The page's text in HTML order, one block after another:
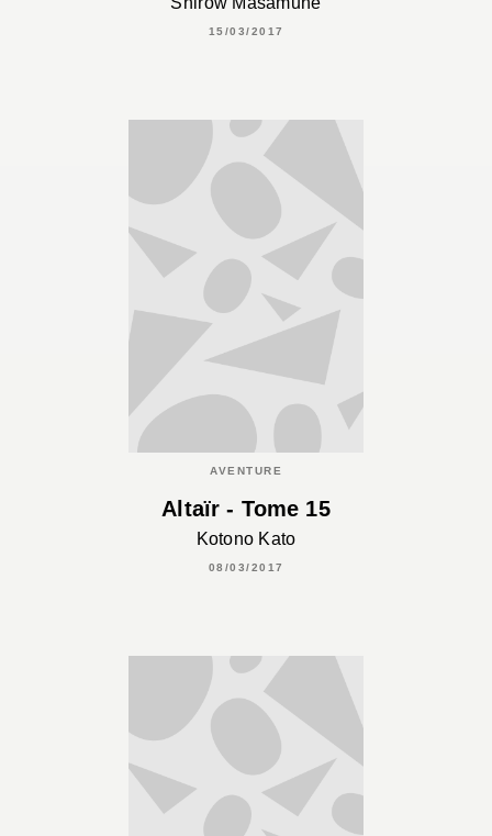
15/03/2017
AVENTURE
Altaïr - Tome 15
Kotono Kato
08/03/2017